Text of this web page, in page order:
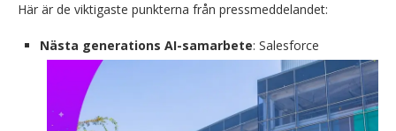
Här är de viktigaste punkterna från pressmeddelandet:
Nästa generations AI-samarbete: Salesforce